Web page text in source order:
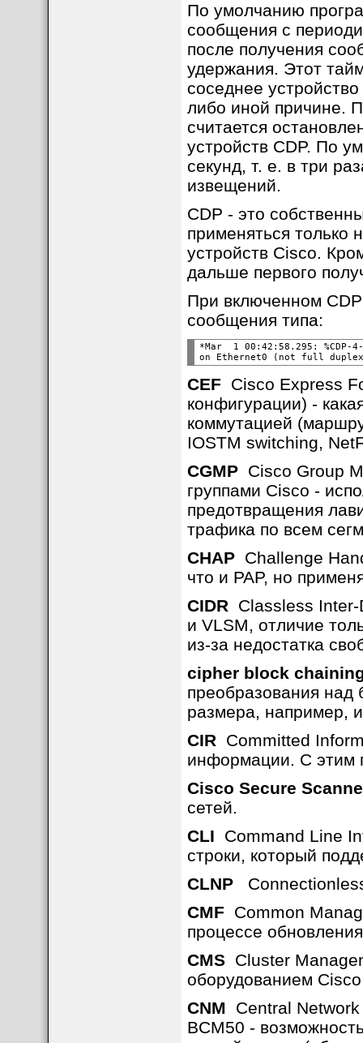
По умолчанию
сообщения с
после получения
удержания. Этот
соседнее
либо иной причине.
считается
устройств CDP. По
секунд, т. е. в три
извещений.
CDP - это
применяться только
устройств Cisco.
дальше первого
При включенном
сообщения типа:
*Mar  1 00:42:58.295: %CDP-4-
on Ethernet0 (not full
CEF Cisco Express
конфигурации) -
коммутацией
IOSTM switching,
CGMPCisco Group
группами Cisco -
предотвращения
трафика по всем
CHAPChallenge
что и PAP, но
CIDR Classless Inter-
и VLSM, отличие
из-за недостатка
cipher block
преобразования над
размера, например,
CIR Committed
информации. С этим
Cisco Secure
сетей.
CLI Command Line
строки, который
CLNP
CMF Common
процессе
CMSCluster
оборудованием
CNM Central
BCM50 -